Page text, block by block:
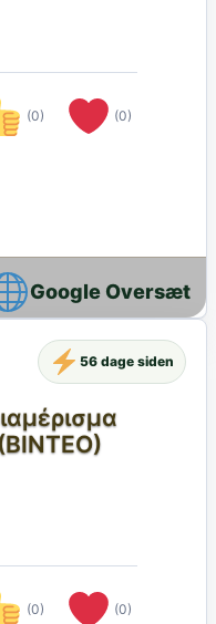
(0) (0)
Google Oversæt
(0) (0)
56 dage siden